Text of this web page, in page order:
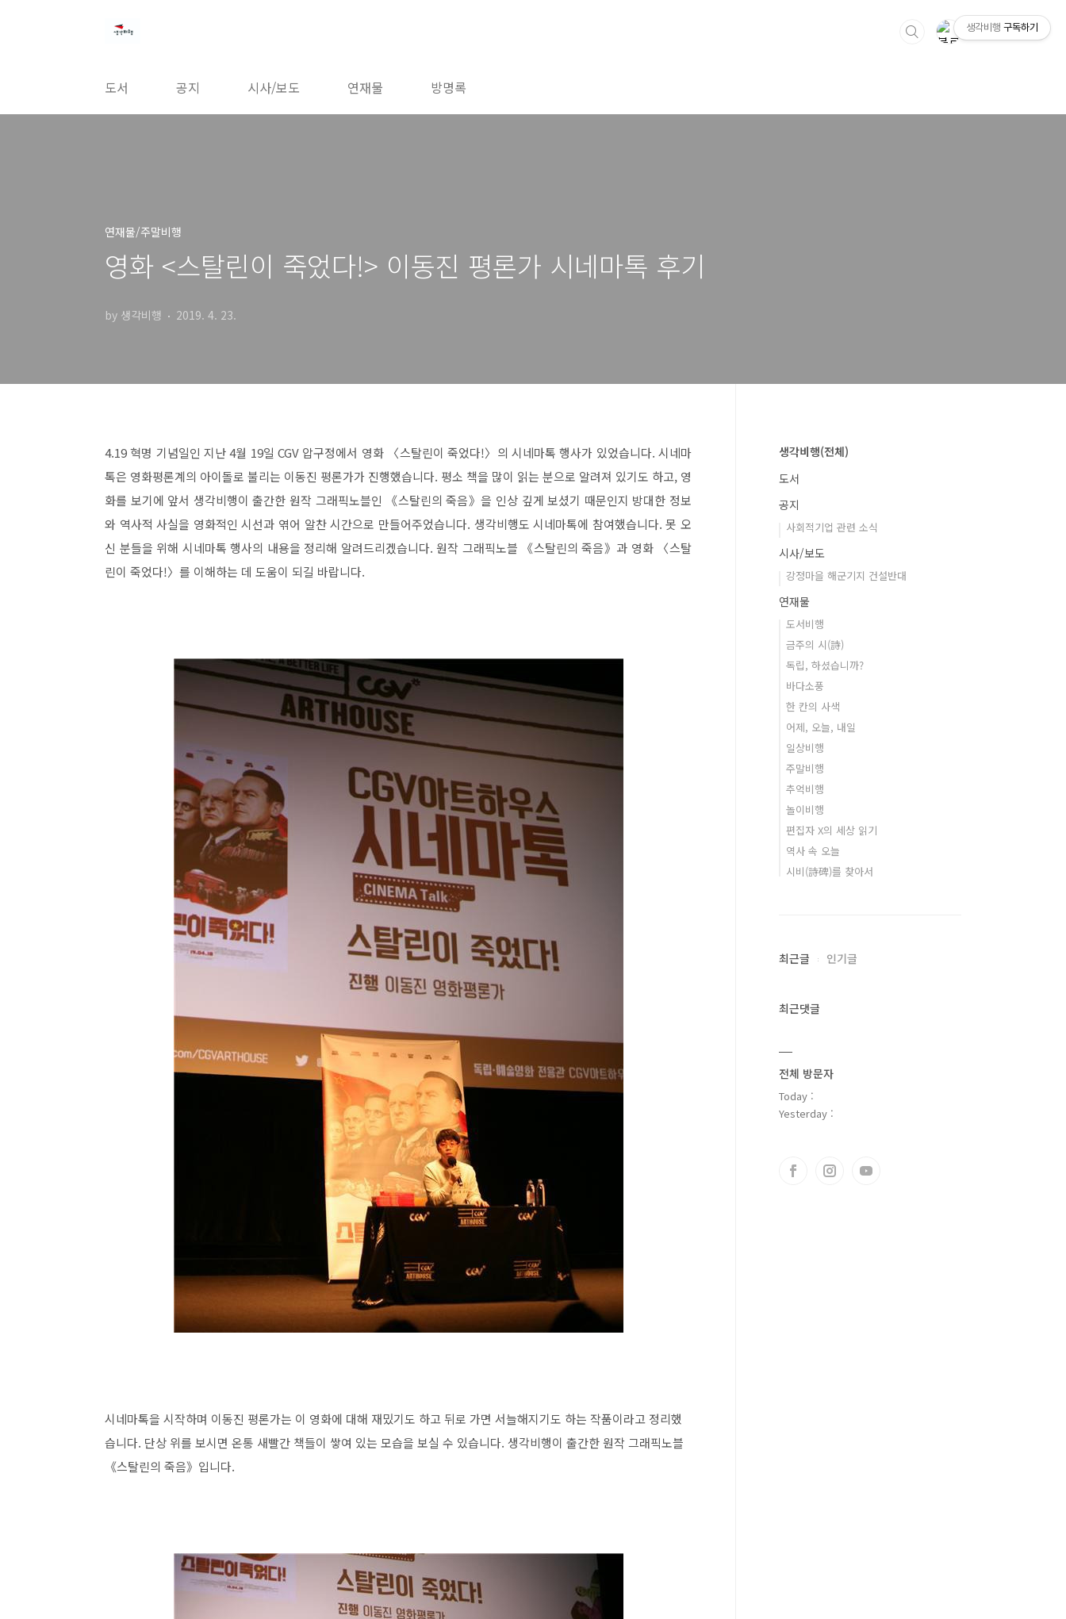
도서 공지 시사/보도 연재물 방명록
연재물/주말비행
영화 <스탈린이 죽었다!> 이동진 평론가 시네마톡 후기
by 생각비행 2019. 4. 23.
4.19 혁명 기념일인 지난 4월 19일 CGV 압구정에서 영화 〈스탈린이 죽었다!〉의 시네마톡 행사가 있었습니다. 시네마
톡은 영화평론계의 아이돌로 불리는 이동진 평론가가 진행했습니다. 평소 책을 많이 읽는 분으로 알려져 있기도 하고, 영
화를 보기에 앞서 생각비행이 출간한 원작 그래픽노블인 《스탈린의 죽음》을 인상 깊게 보셨기 때문인지 방대한 정보
와 역사적 사실을 영화적인 시선과 엮어 알찬 시간으로 만들어주었습니다. 생각비행도 시네마톡에 참여했습니다. 못 오
신 분들을 위해 시네마톡 행사의 내용을 정리해 알려드리겠습니다. 원작 그래픽노블 《스탈린의 죽음》과 영화 〈스탈
린이 죽었다!〉를 이해하는 데 도움이 되길 바랍니다.
시네마톡을 시작하며 이동진 평론가는 이 영화에 대해 재밌기도 하고 뒤로 가면 서늘해지기도 하는 작품이라고 정리했
습니다. 단상 위를 보시면 온통 새빨간 책들이 쌓여 있는 모습을 보실 수 있습니다. 생각비행이 출간한 원작 그래픽노블
《스탈린의 죽음》입니다.
생각비행(전체)
도서
공지
사회적기업 관련 소식
시사/보도
강정마을 해군기지 건설반대
연재물
도서비행
금주의 시(詩)
독립, 하셨습니까?
바다소풍
한 칸의 사색
어제, 오늘, 내일
일상비행
주말비행
추억비행
놀이비행
편집자 X의 세상 읽기
역사 속 오늘
시비(詩碑)를 찾아서
최근글 인기글
최근댓글
전체 방문자
Today :
Yesterday :
생각비행 구독하기